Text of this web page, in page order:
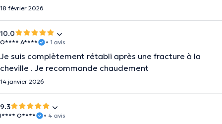
18 février 2026
10.0
O**** A**** • 1 avis
Je suis complètement rétabli après une fracture à la
cheville . Je recommande chaudement
14 janvier 2026
9.3
I**** O**** • 4 avis